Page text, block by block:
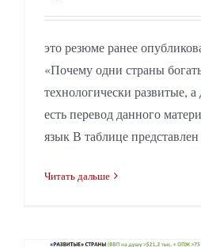
это резюме ранее
«Почему одни страны
технологически развитые,
есть перевод данного
язык В таблице
Читать дальше